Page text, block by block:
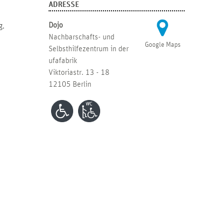
ADRESSE
Google Maps
Dojo
Nachbarschafts- und
Selbsthilfezentrum in der
ufafabrik
Viktoriastr. 13 - 18
12105 Berlin